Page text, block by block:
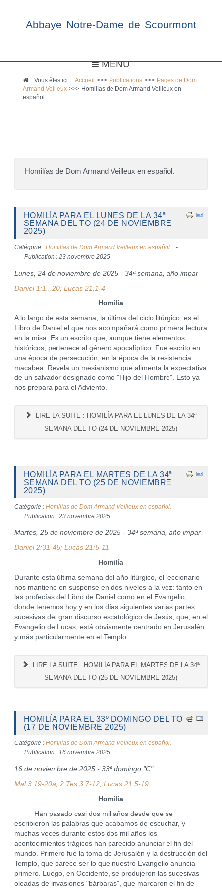
Abbaye Notre-Dame de Scourmont
MENU
Vous êtes ici :Accueil >>> Publications >>> Pages de Dom
Armand Veilleux >>> Homilías de Dom Armand Veilleux en
español
Homilías de Dom Armand Veilleux en español.
HOMILÍA PARA EL LUNES DE LA 34ª
SEMANA DEL TO (24 DE NOVIEMBRE
2025)
Catégorie : Homilías de Dom Armand Veilleux en español.
Publication : 23 novembre 2025
Lunes, 24 de noviembre de 2025 - 34ª semana, año impar
Daniel 1:1...20; Lucas 21:1-4
Homilía
A lo largo de esta semana, la última del ciclo litúrgico, es el
Libro de Daniel el que nos acompañará como primera lectura
en la misa. Es un escrito que, aunque tiene elementos
históricos, pertenece al género apocalíptico. Fue escrito en
una época de persecución, en la época de la resistencia
macabea. Revela un mesianismo que alimenta la expectativa
de un salvador designado como "Hijo del Hombre". Esto ya
nos prepara para el Adviento.
LIRE LA SUITE : HOMILÍA PARA EL LUNES DE LA 34ª
SEMANA DEL TO (24 DE NOVIEMBRE 2025)
HOMILÍA PARA EL MARTES DE LA 34ª
SEMANA DEL TO (25 DE NOVIEMBRE
2025)
Catégorie : Homilías de Dom Armand Veilleux en español.
Publication : 23 novembre 2025
Martes, 25 de noviembre de 2025 - 34ª semana, año impar
Daniel 2:31-45; Lucas 21:5-11
Homilía
Durante esta última semana del año litúrgico, el leccionario
nos mantiene en suspense en dos niveles a la vez: tanto en
las profecías del Libro de Daniel como en el Evangelio,
donde tenemos hoy y en los días siguientes varias partes
sucesivas del gran discurso escatológico de Jesús, que, en el
Evangelio de Lucas, está obviamente centrado en Jerusalén
y más particularmente en el Templo.
LIRE LA SUITE : HOMILÍA PARA EL MARTES DE LA 34ª
SEMANA DEL TO (25 DE NOVIEMBRE 2025)
HOMILÍA PARA EL 33º DOMINGO DEL TO
(17 DE NOVIEMBRE 2025)
Catégorie : Homilías de Dom Armand Veilleux en español.
Publication : 16 novembre 2025
16 de noviembre de 2025 - 33º domingo "C"
Mal 3:19-20a; 2 Tes 3:7-12; Lucas 21:5-19
Homilía
Han pasado casi dos mil años desde que se
escribieron las palabras que acabamos de escuchar, y
muchas veces durante estos dos mil años los
acontecimientos trágicos han parecido anunciar el fin del
mundo. Primero fue la toma de Jerusalén y la destrucción del
Templo, que parece ser lo que nuestro Evangelio anuncia
primero. Luego, en Occidente, se produjeron las sucesivas
oleadas de invasiones "bárbaras", que marcaron el fin de